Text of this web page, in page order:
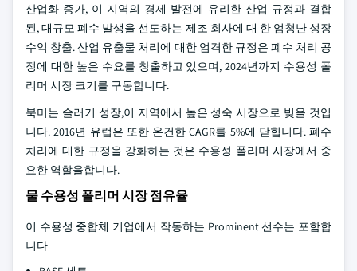
산업화 증가, 이 지역의 경제 발전에 유리한 산업 규정과 결합
된, 대규모 폐수 발생을 선도하는 제조 회사에 대 한 엄청난 성장
수익 창출. 산업 유출물 처리에 대한 엄격한 규정은 폐수 처리 공
정에 대한 높은 수요를 창출하고 있으며, 2024년까지 수용성 폴
리머 시장 크기를 구동합니다.
북미는 슬러기 성장,이 지역에서 높은 성숙 시장으로 빚을 것입
니다. 2016년 유럽은 또한 온건한 CAGR를 5%에 닫힙니다. 폐수
처리에 대한 규정을 강화하는 것은 수용성 폴리머 시장에서 중
요한 역할을합니다.
물 수용성 폴리머 시장 점유율
이 수용성 중합체 기업에서 작동하는 Prominent 선수는 포함합
니다